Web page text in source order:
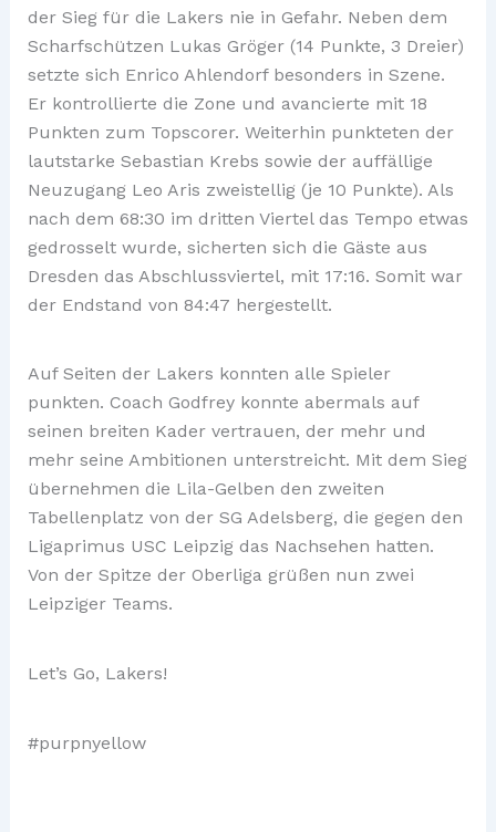
der Sieg für die Lakers nie in Gefahr. Neben dem
Scharfschützen Lukas Gröger (14 Punkte, 3 Dreier)
setzte sich Enrico Ahlendorf besonders in Szene.
Er kontrollierte die Zone und avancierte mit 18
Punkten zum Topscorer. Weiterhin punkteten der
lautstarke Sebastian Krebs sowie der auffällige
Neuzugang Leo Aris zweistellig (je 10 Punkte). Als
nach dem 68:30 im dritten Viertel das Tempo etwas
gedrosselt wurde, sicherten sich die Gäste aus
Dresden das Abschlussviertel, mit 17:16. Somit war
der Endstand von 84:47 hergestellt.
Auf Seiten der Lakers konnten alle Spieler
punkten. Coach Godfrey konnte abermals auf
seinen breiten Kader vertrauen, der mehr und
mehr seine Ambitionen unterstreicht. Mit dem Sieg
übernehmen die Lila-Gelben den zweiten
Tabellenplatz von der SG Adelsberg, die gegen den
Ligaprimus USC Leipzig das Nachsehen hatten.
Von der Spitze der Oberliga grüßen nun zwei
Leipziger Teams.
Let’s Go, Lakers!
#purpnyellow